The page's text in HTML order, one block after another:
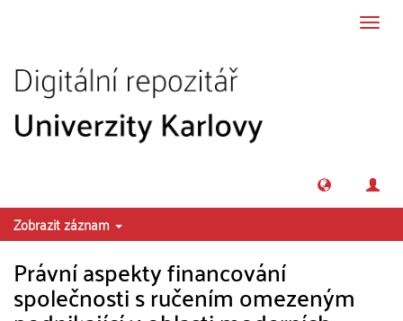
Zobrazit záznam
Právní aspekty financování
společnosti s ručením omezeným